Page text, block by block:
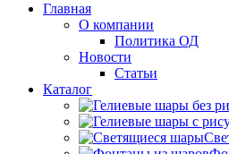
Главная
О компании
Политика ОД
Новости
Статьи
Каталог